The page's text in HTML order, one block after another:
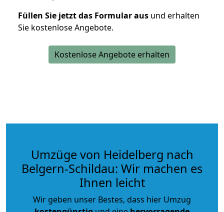
Füllen Sie jetzt das Formular aus und erhalten
Sie kostenlose Angebote.
Kostenlose Angebote erhalten
Umzüge von Heidelberg nach
Belgern-Schildau: Wir machen es
Ihnen leicht
Wir geben unser Bestes, dass hier Umzug